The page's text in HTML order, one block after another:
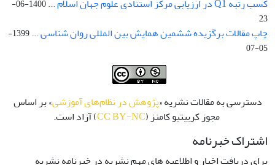
1400-06-
23
چاپ مقالات برگزیده ششمین همایش بین المللی روان شناسی ...
1399-
05-07
دسترسی به مقالات نشریه «پژوهش در نظام‌های آموزشی» بر اساس
مجوز کرییتیو کامنز (CC BY-NC) آزاد است.
اشتراک خبرنامه
برای دریافت اخبار و اطلاعیه های مهم نشریه در خبرنامه نشریه